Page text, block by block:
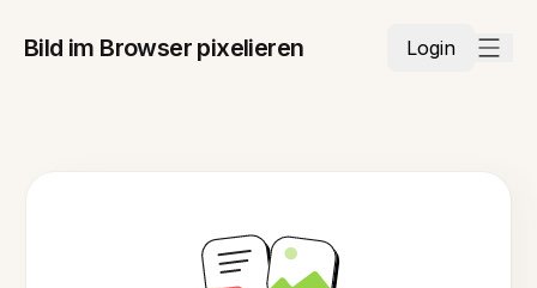
Bild im Browser pixelieren Login